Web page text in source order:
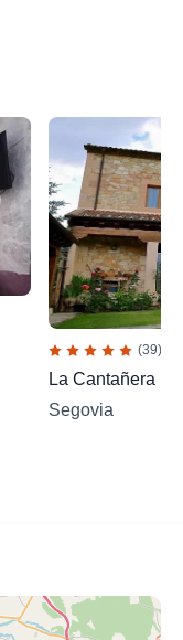
(39)
La Cantañera
Segovia